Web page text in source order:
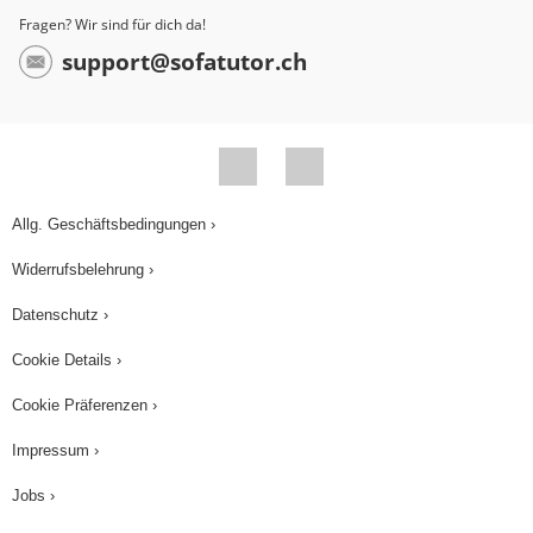
Fragen? Wir sind für dich da!
support@sofatutor.ch
Allg. Geschäftsbedingungen ›
Widerrufsbelehrung ›
Datenschutz ›
Cookie Details ›
Cookie Präferenzen ›
Impressum ›
Jobs ›